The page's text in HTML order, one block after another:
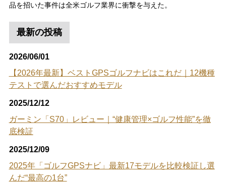
品を招いた事件は全米ゴルフ業界に衝撃を与えた。
最新の投稿
2026/06/01
【2026年最新】ベストGPSゴルフナビはこれだ｜12機種
テストで選んだおすすめモデル
2025/12/12
ガーミン「S70」レビュー｜“健康管理×ゴルフ性能”を徹
底検証
2025/12/09
2025年「ゴルフGPSナビ」最新17モデルを比較検証し選
んだ“最高の1台”